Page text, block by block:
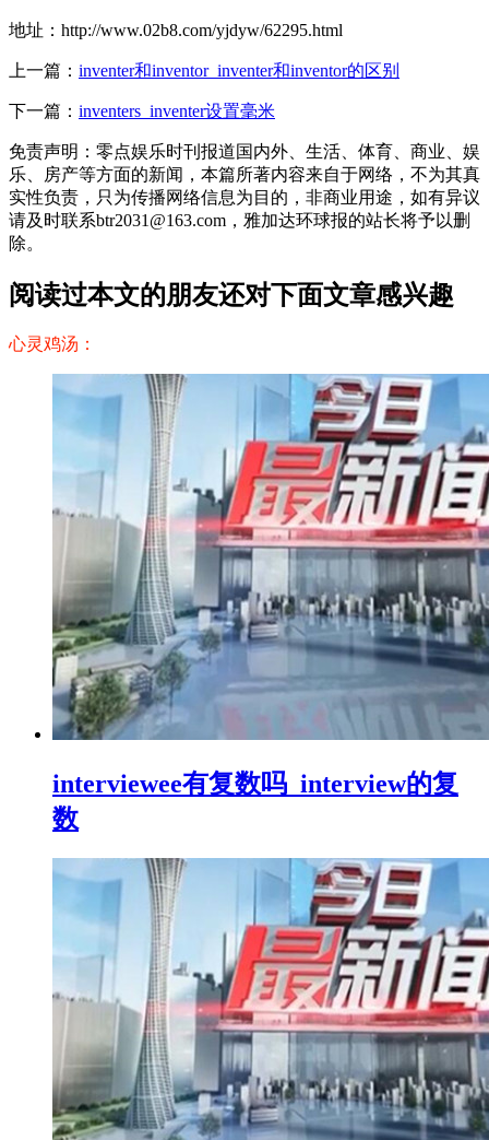
地址：http://www.02b8.com/yjdyw/62295.html
上一篇： inventer和inventor_inventer和inventor的区别
下一篇： inventers_inventer设置毫米
免责声明：零点娱乐时刊报道国内外、生活、体育、商业、娱
乐、房产等方面的新闻，本篇所著内容来自于网络，不为其真
实性负责，只为传播网络信息为目的，非商业用途，如有异议
请及时联系btr2031@163.com，雅加达环球报的站长将予以删
除。
阅读过本文的朋友还对下面文章感兴趣
心灵鸡汤：
interviewee有复数吗_interview的复
数